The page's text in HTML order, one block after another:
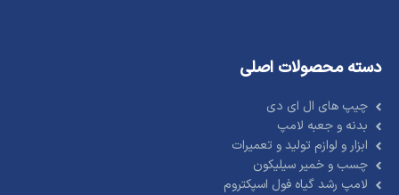
دسته محصولات اصلی
چیپ های ال ای دی
بدنه و جعبه لامپ
ابزار و لوازم تولید و تعمیرات
چسب و خمیر سیلیکون
لامپ رشد گیاه فول اسپکتروم